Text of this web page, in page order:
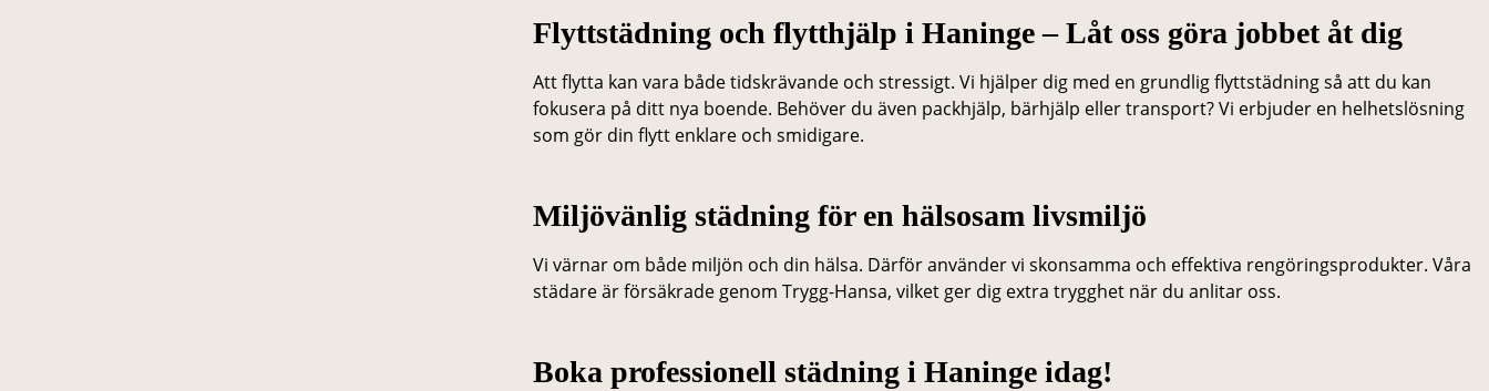
Flyttstädning och flytthjälp i Haninge – Låt oss göra jobbet åt dig
Att flytta kan vara både tidskrävande och stressigt. Vi hjälper dig med en grundlig flyttstädning så att du kan
fokusera på ditt nya boende. Behöver du även packhjälp, bärhjälp eller transport? Vi erbjuder en helhetslösning
som gör din flytt enklare och smidigare.
Miljövänlig städning för en hälsosam livsmiljö
Vi värnar om både miljön och din hälsa. Därför använder vi skonsamma och effektiva rengöringsprodukter. Våra
städare är försäkrade genom Trygg-Hansa, vilket ger dig extra trygghet när du anlitar oss.
Boka professionell städning i Haninge idag!